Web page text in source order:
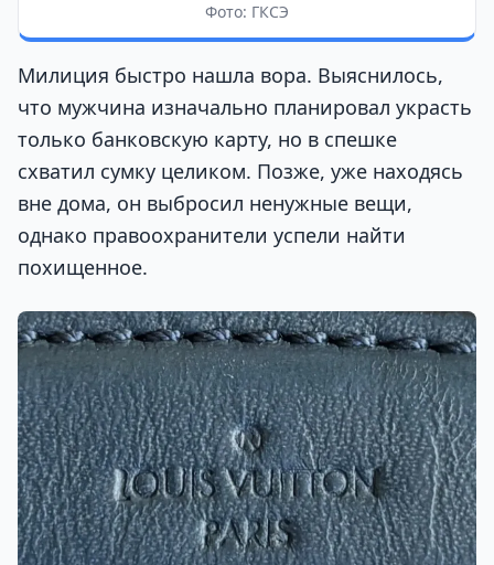
Фото: ГКСЭ
Милиция быстро нашла вора. Выяснилось,
что мужчина изначально планировал украсть
только банковскую карту, но в спешке
схватил сумку целиком. Позже, уже находясь
вне дома, он выбросил ненужные вещи,
однако правоохранители успели найти
похищенное.